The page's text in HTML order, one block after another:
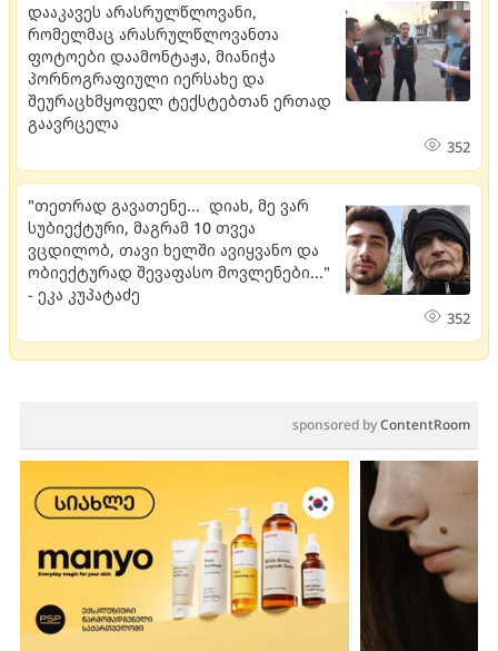
დააკავეს არასრულწლოვანი,
რომელმაც არასრულწლოვანთა
ფოტოები დაამონტაჟა, მიანიჭა
პორნოგრაფიული იერსახე და
შეურაცხმყოფელ ტექსტებთან ერთად
გაავრცელა
352
"თეთრად გავათენე... დიახ, მე ვარ
სუბიექტური, მაგრამ 10 თვეა
ვცდილობ, თავი ხელში ავიყვანო და
ობიექტურად შევაფასო მოვლენები..."
- ეკა კუპატაძე
352
sponsored byContentRoom